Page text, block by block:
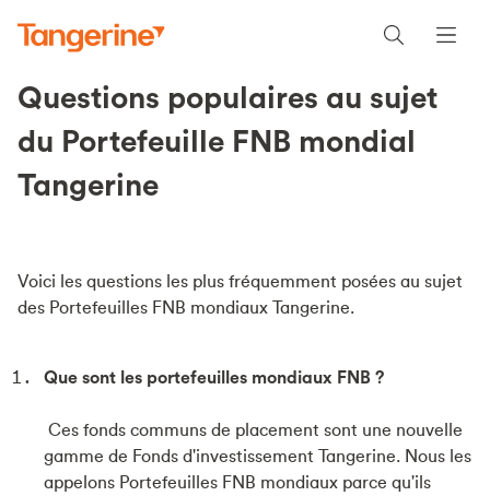
Questions populaires au sujet
du Portefeuille FNB mondial
Tangerine
Voici les questions les plus fréquemment posées au sujet
des Portefeuilles FNB mondiaux Tangerine.
Que sont les portefeuilles mondiaux FNB ?
Ces fonds communs de placement sont une nouvelle
gamme de Fonds d'investissement Tangerine. Nous les
appelons Portefeuilles FNB mondiaux parce qu'ils